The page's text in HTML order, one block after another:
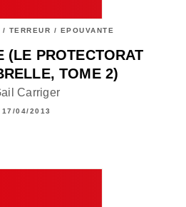
/ TERREUR / EPOUVANTE
(LE PROTECTORAT
TOME 2)
Carriger
17/04/2013